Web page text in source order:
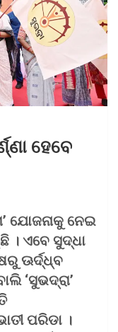
ହେବେ
ଯୋଜନାକୁ ନେଇ
। ଏବେ ସୁଦ୍ଧା
ଊର୍ଦ୍ଧ୍ବ
‘ସୁଭଦ୍ରା’
ପରିଡା ।